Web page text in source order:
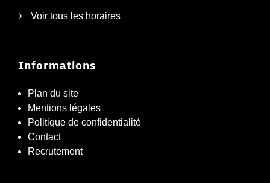
Voir tous les horaires
Informations
Plan du site
Mentions légales
Politique de confidentialité
Contact
Recrutement